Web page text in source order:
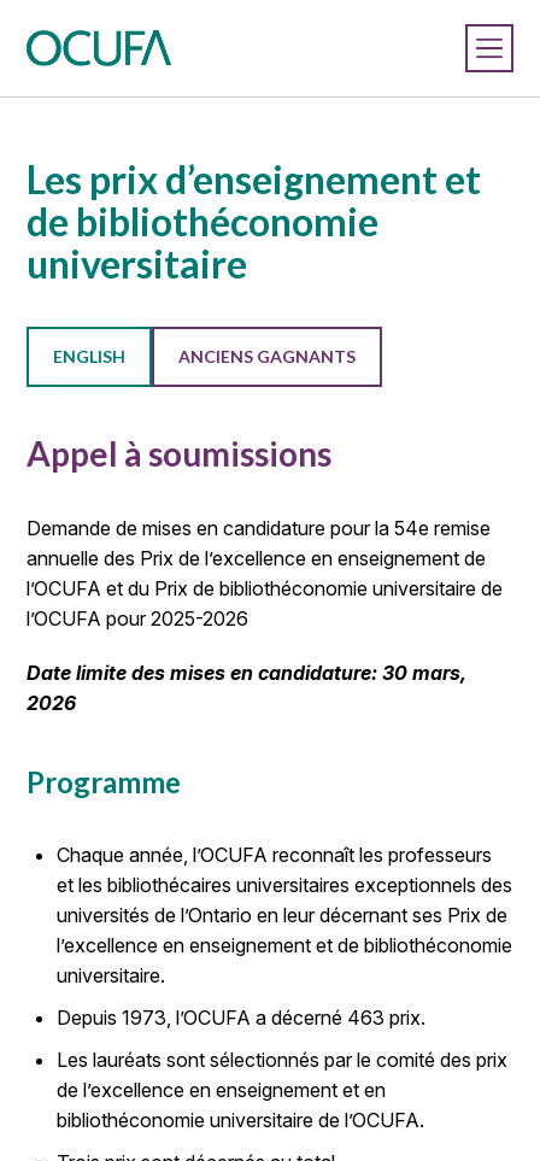
Les prix d’enseignement et
de bibliothéconomie
universitaire
ENGLISH ANCIENS GAGNANTS
Appel à soumissions
Demande de mises en candidature pour la 54e remise
annuelle des Prix de l’excellence en enseignement de
l’OCUFA et du Prix de bibliothéconomie universitaire de
l’OCUFA pour 2025-2026
Date limite des mises en candidature: 30 mars,
2026
Programme
Chaque année, l’OCUFA reconnaît les professeurs
et les bibliothécaires universitaires exceptionnels des
universités de l’Ontario en leur décernant ses Prix de
l’excellence en enseignement et de bibliothéconomie
universitaire.
Depuis 1973, l’OCUFA a décerné 463 prix.
Les lauréats sont sélectionnés par le comité des prix
de l’excellence en enseignement et en
bibliothéconomie universitaire de l’OCUFA.